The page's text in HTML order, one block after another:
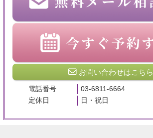
お問い合わせはこちら
電話番号
03-6811-6664
定休日
日・祝日